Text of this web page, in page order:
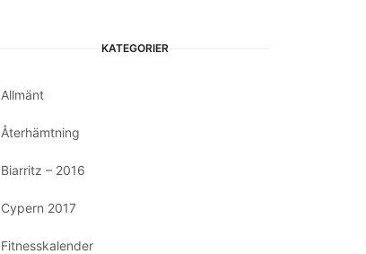
KATEGORIER
Allmänt
Återhämtning
Biarritz – 2016
Cypern 2017
Fitnesskalender